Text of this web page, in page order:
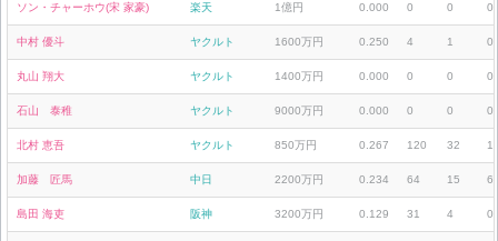
ソン・チャーホウ(宋 家豪) 楽天 1億円 0.000 0 0 0
中村 優斗 ヤクルト 1600万円 0.250 4 1 0
丸山 翔大 ヤクルト 1400万円 0.000 0 0 0
石山 泰稚 ヤクルト 9000万円 0.000 0 0 0
北村 恵吾 ヤクルト 850万円 0.267 120 32
加藤 匠馬 中日 2200万円 0.234 64 15 6
島田 海吏 阪神 3200万円 0.129 31 4 0